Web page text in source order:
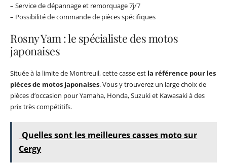
– Service de dépannage et remorquage 7j/7
– Possibilité de commande de pièces spécifiques
Rosny Yam : le spécialiste des motos
japonaises
Située à la limite de Montreuil, cette casse est la référence pour les
pièces de motos japonaises. Vous y trouverez un large choix de
pièces d’occasion pour Yamaha, Honda, Suzuki et Kawasaki à des
prix très compétitifs.
Quelles sont les meilleures casses moto sur
Cergy